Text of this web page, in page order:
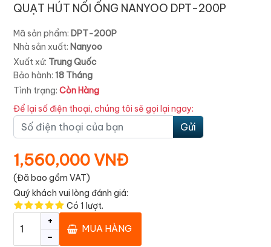
QUẠT HÚT NỐI ỐNG NANYOO DPT-200P
Mã sản phẩm: DPT-200P
Nhà sản xuất: Nanyoo
Xuất xứ: Trung Quốc
Bảo hành: 18 Tháng
Tình trạng: Còn Hàng
Để lại số điện thoại, chúng tôi sẽ gọi lại ngay:
Gửi
1,560,000 VNĐ
(Đã bao gồm VAT)
Quý khách vui lòng đánh giá:
Có 1 lượt.
-
+
MUA HÀNG